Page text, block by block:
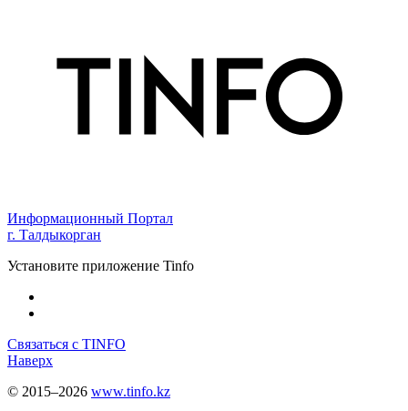
Информационный Портал
г. Талдыкорган
Установите приложение Tinfo
Связаться с TINFO
Наверх
© 2015–2026 www.tinfo.kz